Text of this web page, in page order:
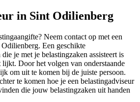
in Sint Odilienberg
Neem contact op met een
Een geschikte
je met je belastingzaken assisteert is
lijkt. Door het volgen van onderstaande
om uit te komen bij de juiste persoon.
te komen hoe je een belastingadviseur
die jouw belastingzaken uit handen